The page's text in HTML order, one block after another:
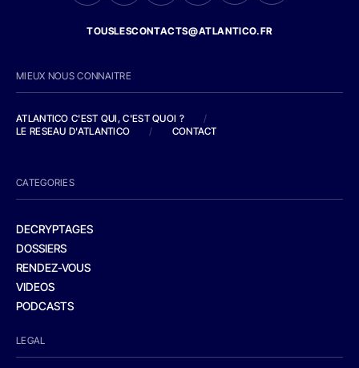
TOUSLESCONTACTS@ATLANTICO.FR
MIEUX NOUS CONNAITRE
ATLANTICO C'EST QUI, C'EST QUOI ?
/
LE RESEAU D'ATLANTICO
/ CONTACT
CATEGORIES
DECRYPTAGES
DOSSIERS
RENDEZ-VOUS
VIDEOS
PODCASTS
LEGAL